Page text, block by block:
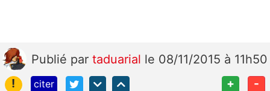
Publié par taduarial le 08/11/2015 à 11h50
!
citer + -